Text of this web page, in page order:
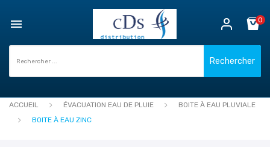
 0
Rechercher
ACCUEIL ÉVACUATION EAU DE PLUIE
BOITE À EAU PLUVIALE
BOITE À EAU ZINC